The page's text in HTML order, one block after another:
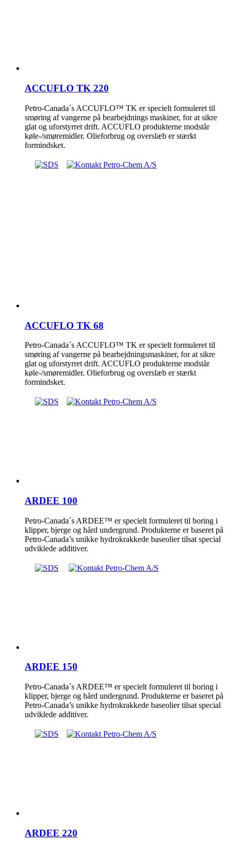
ACCUFLO TK 220
Petro-Canada´s ACCUFLO™ TK er specielt formuleret til
smøring af vangerne på bearbejdnings maskiner, for at sikre
glat og uforstyrret drift. ACCUFLO produkterne modstår
køle-/smøremidler. Olieforbrug og overslæb er stærkt
formindsket.
ACCUFLO TK 68
Petro-Canada´s ACCUFLO™ TK er specielt formuleret til
smøring af vangerne på bearbejdningsmaskiner, for at sikre
glat og uforstyrret drift. ACCUFLO produkterne modstår
køle-/smøremidler. Olieforbrug og overslæb er stærkt
formindsket.
ARDEE 100
Petro-Canada´s ARDEE™ er specielt formuleret til boring i
klipper, bjerge og hård undergrund. Produkterne er baseret på
Petro-Canada’s unikke hydrokrakkede baseolier tilsat special
udviklede additiver.
ARDEE 150
Petro-Canada´s ARDEE™ er specielt formuleret til boring i
klipper, bjerge og hård undergrund. Produkterne er baseret på
Petro-Canada’s unikke hydrokrakkede baseolier tilsat special
udviklede additiver.
ARDEE 220